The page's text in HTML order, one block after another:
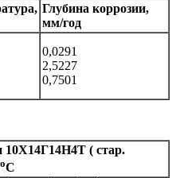
Глубина коррозии,
мм/год
0,0291
2,5227
0,7501
10Х14Г14Н4Т ( стар.
oС